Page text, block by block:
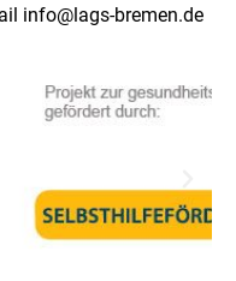
info@lags-bremen.de